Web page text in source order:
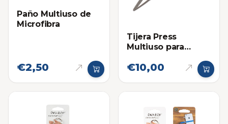
Paño Multiuso de
Microfibra
€2,50
Tijera Press
Multiuso para
€10,00